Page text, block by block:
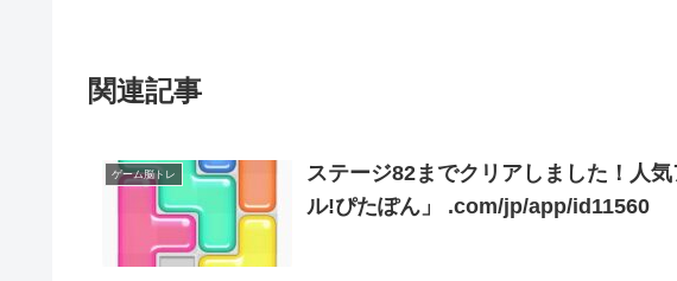
関連記事
ゲーム脳トレ
ステージ82までクリアしました！人
ル!ぴたぽん」 .com/jp/app/id11560